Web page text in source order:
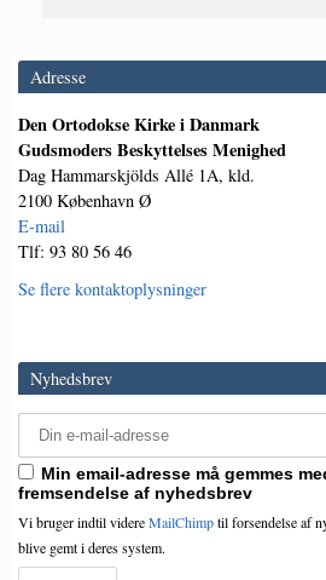
Adresse
Den Ortodokse Kirke i Danmark
Gudsmoders Beskyttelses Menighed
Dag Hammarskjölds Allé 1A, kld.
2100 København Ø
E-mail
Tlf: 93 80 56 46
Se flere kontaktoplysninger
Nyhedsbrev
Min email-adresse må gemmes
fremsendelse af nyhedsbrev
Vi bruger indtil videreMailChimptil forsendelse af
blive gemt i deres system.